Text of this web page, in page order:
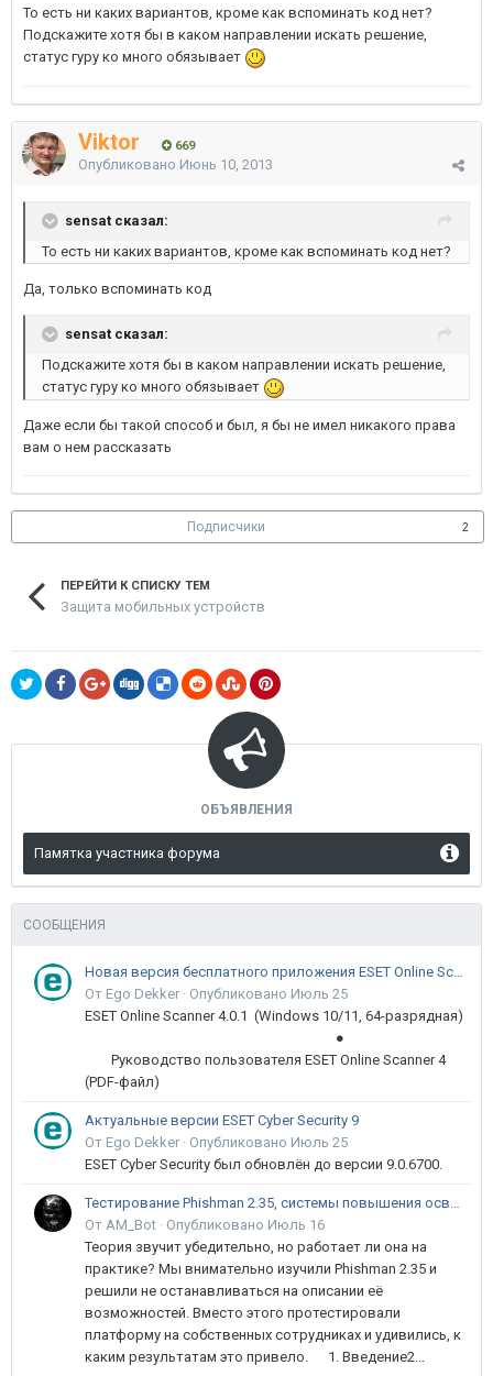
То есть ни каких вариантов, кроме как вспоминать код нет?
Подскажите хотя бы в каком направлении искать решение,
статус гуру ко много обязывает
Viktor 669
Опубликовано Июнь 10, 2013
sensat сказал:
То есть ни каких вариантов, кроме как вспоминать код нет?
Да, только вспоминать код
sensat сказал:
Подскажите хотя бы в каком направлении искать решение,
статус гуру ко много обязывает
Даже если бы такой способ и был, я бы не имел никакого права
вам о нем рассказать
Подписчики 2
ПЕРЕЙТИ К СПИСКУ ТЕМ
Защита мобильных устройств
ОБЪЯВЛЕНИЯ
Памятка участника форума
СООБЩЕНИЯ
Новая версия бесплатного приложения ESET Online Scanner доступна пользователям
От Ego Dekker · Опубликовано Июль 25
ESET Online Scanner 4.0.1 (Windows 10/11, 64-разрядная)
●
Руководство пользователя ESET Online Scanner 4
(PDF-файл)
Актуальные версии ESET Cyber Security 9
От Ego Dekker · Опубликовано Июль 25
ESET Cyber Security был обновлён до версии 9.0.6700.
Тестирование Phishman 2.35, системы повышения осведомлённости пользователей в сфере ИБ
От AM_Bot · Опубликовано Июль 16
Теория звучит убедительно, но работает ли она на
практике? Мы внимательно изучили Phishman 2.35 и
решили не останавливаться на описании её
возможностей. Вместо этого протестировали
платформу на собственных сотрудниках и удивились, к
каким результатам это привело. 1. Введение2...